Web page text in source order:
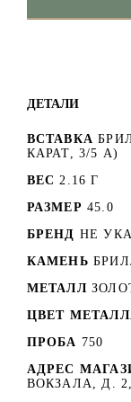
ДЕТАЛИ
ВСТАВКА
КАРАТ, 3/5 А)
ВЕС 2.16 Г
РАЗМЕР 45.0
БРЕНД НЕ
КАМЕНЬ
МЕТАЛЛ
ЦВЕТ
ПРОБА 750
АДРЕС
ВОКЗАЛА, Д.